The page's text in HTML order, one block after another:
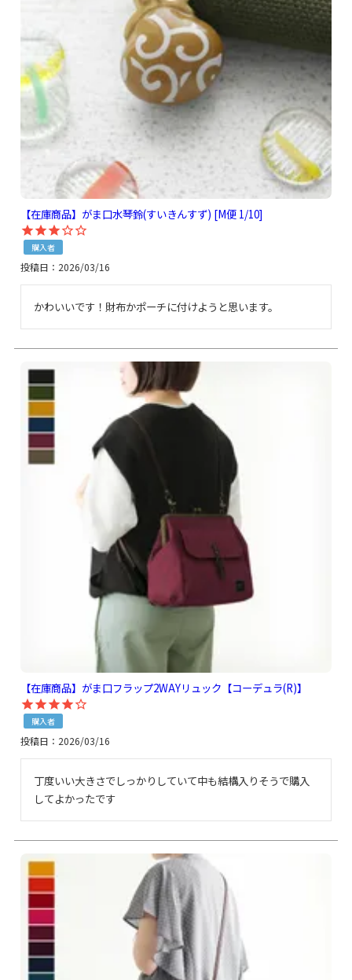
【在庫商品】がま口水琴鈴(すいきんすず) [M便 1/10]
購入者
投稿日 2026/03/16
かわいいです！財布かポーチに付けようと思います。
【在庫商品】がま口フラップ2WAYリュック【コーデュラ(R)】
購入者
投稿日 2026/03/16
丁度いい大きさでしっかりしていて中も結構入りそうで購入
してよかったです